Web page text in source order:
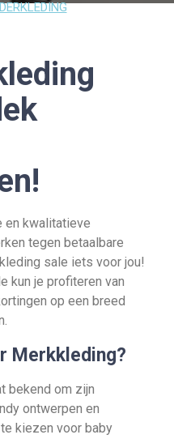
en kwalitatieve
tegen betaalbare
sale iets voor jou!
kun je profiteren van
op een breed
Merkkleding?
bekend om zijn
ontwerpen en
kiezen voor baby